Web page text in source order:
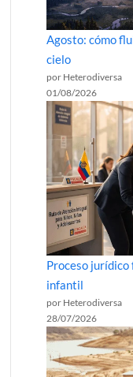
Agosto: cómo
cielo
por Heterodiversa
01/08/2026
Proceso jurídico
infantil
por Heterodiversa
28/07/2026